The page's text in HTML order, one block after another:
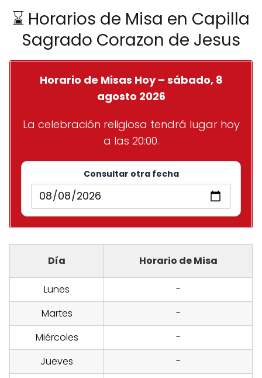
⌛ Horarios de Misa en Capilla
Sagrado Corazon de Jesus
Horario de Misas Hoy – sábado, 8
agosto 2026
La celebración religiosa tendrá lugar hoy
a las 20:00.
Consultar otra fecha
Día Horario de Misa
Lunes
-
Martes
-
Miércoles
-
Jueves
-